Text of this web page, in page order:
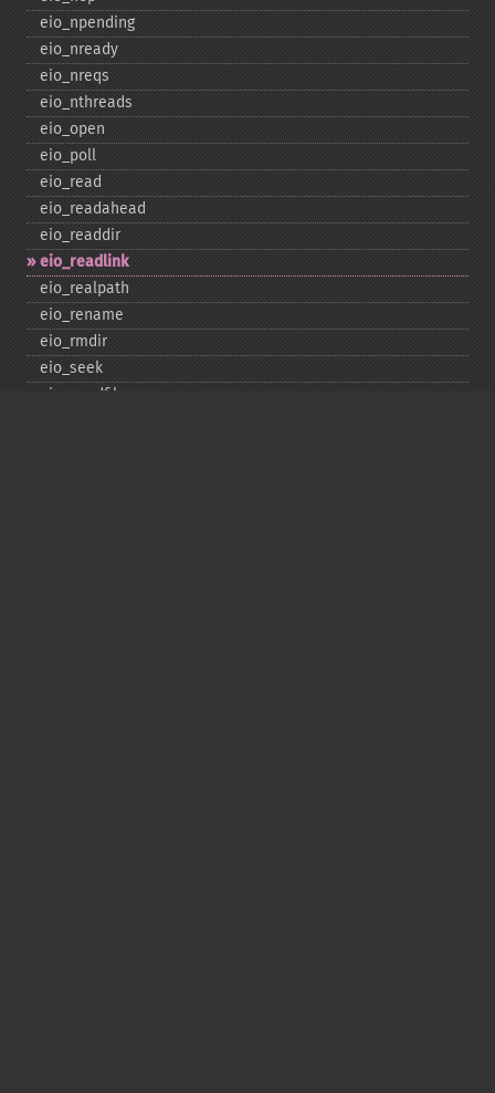
eio_​npending
eio_​nready
eio_​nreqs
eio_​nthreads
eio_​open
eio_​poll
eio_​read
eio_​readahead
eio_​readdir
eio_​readlink
eio_​realpath
eio_​rename
eio_​rmdir
eio_​seek
eio_​sendfile